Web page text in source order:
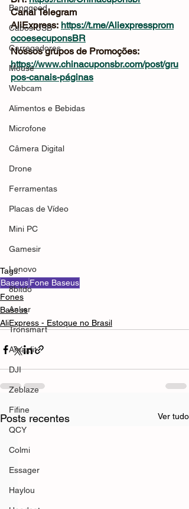
Banggood
Cabos USB
Carregadores
Mouse
Webcam
Alimentos e Bebidas
Microfone
Câmera Digital
Drone
Ferramentas
Placas de Vídeo
Mini PC
Gamesir
Lenovo
8bitdo
Anker
Tronsmart
Amazfit
DJI
Zeblaze
Fifine
QCY
Colmi
Essager
Haylou
Canal Telegram
AliExpress: https://t.me/Aliexpressprom
ocoesecuponsBR
Nossos grupos de Promoções:
https://www.chinacuponsbr.com/post/gru
pos-canais-páginas
Tags:
BaseusFone Baseus
Fones
Baseus
AliExpress - Estoque no Brasil
Posts recentes Ver tudo